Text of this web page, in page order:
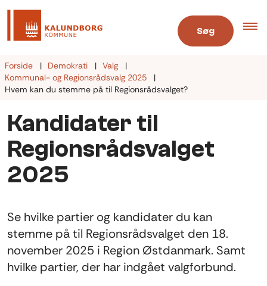
Søg
Forside Demokrati
Valg
Kommunal- og Regionsrådsvalg 2025
Hvem kan du stemme på til Regionsrådsvalget?
Kandidater til
Regionsrådsvalget
2025
Se hvilke partier og kandidater du kan
stemme på til Regionsrådsvalget den 18.
november 2025 i Region Østdanmark. Samt
hvilke partier, der har indgået valgforbund.